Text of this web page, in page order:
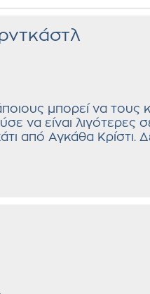
μπορεί να τους
να είναι λιγότερες
από Αγκάθα Κρίστι.